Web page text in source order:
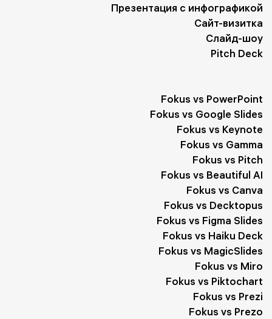
Презентация с инфографикой
Сайт-визитка
Слайд-шоу
Pitch Deck
Fokus vs PowerPoint
Fokus vs Google Slides
Fokus vs Keynote
Fokus vs Gamma
Fokus vs Pitch
Fokus vs Beautiful AI
Fokus vs Canva
Fokus vs Decktopus
Fokus vs Figma Slides
Fokus vs Haiku Deck
Fokus vs MagicSlides
Fokus vs Miro
Fokus vs Piktochart
Fokus vs Prezi
Fokus vs Prezo